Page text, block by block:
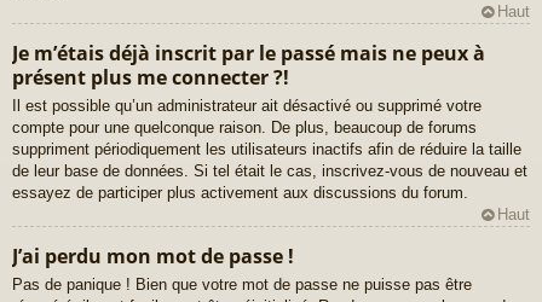
Haut
Je m’étais déjà inscrit par le passé mais ne peux à
présent plus me connecter ?!
Il est possible qu’un administrateur ait désactivé ou supprimé votre
compte pour une quelconque raison. De plus, beaucoup de forums
suppriment périodiquement les utilisateurs inactifs afin de réduire la taille
de leur base de données. Si tel était le cas, inscrivez-vous de nouveau et
essayez de participer plus activement aux discussions du forum.
Haut
J’ai perdu mon mot de passe !
Pas de panique ! Bien que votre mot de passe ne puisse pas être